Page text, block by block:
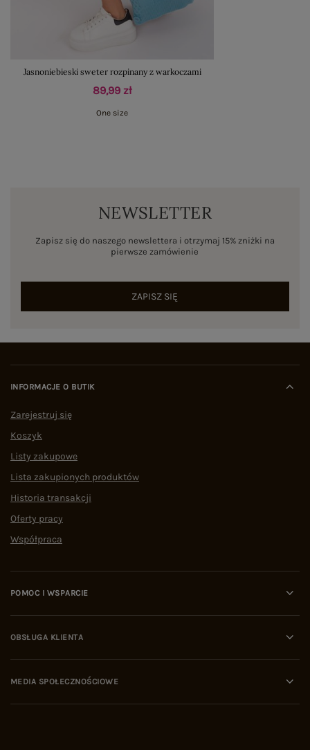
Jasnoniebieski sweter rozpinany z warkoczami
89,99 zł
One size
NEWSLETTER
Zapisz się do naszego newslettera i otrzymaj 15% zniżki na
pierwsze zamówienie
ZAPISZ SIĘ
INFORMACJE O BUTIK
Zarejestruj się
Koszyk
Listy zakupowe
Lista zakupionych produktów
Historia transakcji
Oferty pracy
Współpraca
POMOC I WSPARCIE
OBSŁUGA KLIENTA
MEDIA SPOŁECZNOŚCIOWE